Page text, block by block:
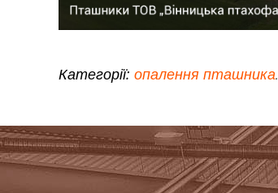
Категорії: опалення пташника.